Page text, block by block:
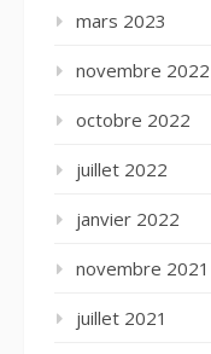
mars 2023
novembre 2022
octobre 2022
juillet 2022
janvier 2022
novembre 2021
juillet 2021